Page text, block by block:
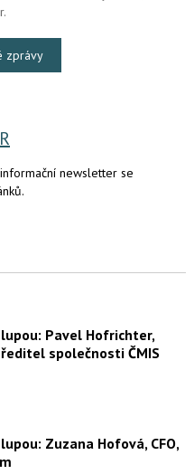
zprávy
newsletter se
lupou: Pavel Hofrichter,
společnosti ČMIS
lupou: Zuzana Hofová, CFO,